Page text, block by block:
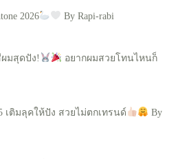
2026 By Rapi-rabi
มสุดปัง!
อยากผมสวยโทนไหนก็
เติมลุคให้ปัง สวยไม่ตกเทรนด์
By